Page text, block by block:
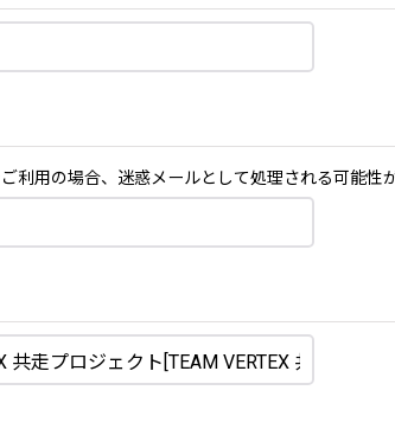
利用の場合、迷惑メールとして処理される可能性